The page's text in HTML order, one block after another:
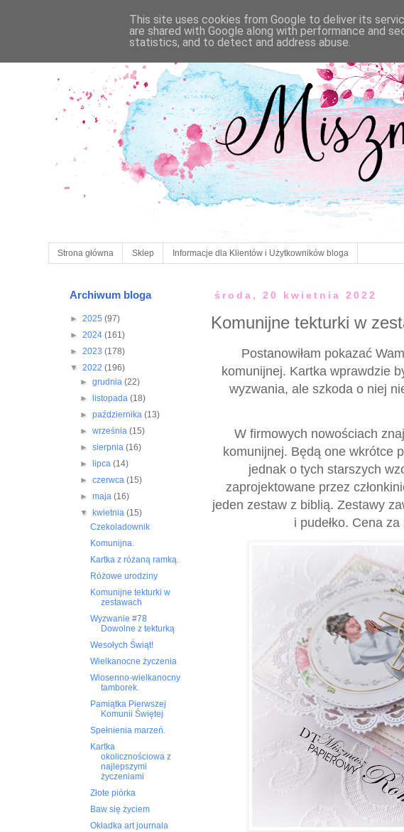
Strona główna Sklep Informacje dla Klientów i Użytkowników bloga
środa, 20 kwietnia 2022
Komunijne tekturki w
Postanowiłam pokazać
komunijnej. Kartka wprawdzie
wyzwania, ale szkoda o niej
W firmowych nowościach
komunijnej. Będą one wkrótce
jednak o tych starszych
zaprojektowane przez
jeden zestaw z biblią. Zestawy
i pudełko. Cena
Archiwum bloga
► 2025 (97)
► 2024 (161)
► 2023 (178)
▼ 2022 (196)
► grudnia (22)
►
listopada (18)
► października (13)
► września (15)
► sierpnia (16)
►
lipca (14)
► czerwca (15)
► maja (16)
▼
kwietnia (15)
Czekoladownik
Komunijna.
Kartka z różaną ramką.
Różowe urodziny
Komunijne tekturki w
zestawach
Wyzwanie #78
Dowolne z tekturką
Wesołych Świąt!
Wielkanocne życzenia
Wiosenno-wielkanocny
tamborek.
Pamiątka Pierwszej
Komunii Świętej
Spełnienia marzeń.
Kartka
okolicznościowa z
najlepszymi
życzeniami
Złote piórka
Baw się życiem
Okładka art journala
This site uses cookies from Google to deliver its
are shared with Google along with performance and
statistics, and to detect and address abuse.